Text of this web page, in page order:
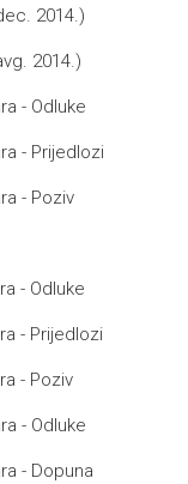
2014.)
2014.)
- Odluke
- Prijedlozi
- Poziv
- Odluke
- Prijedlozi
- Poziv
- Odluke
- Dopuna